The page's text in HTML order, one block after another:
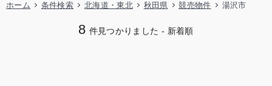
ホーム 条件検索 北海道・東北 秋田県 競売物件 湯沢市
8 件見つかりました - 新着順